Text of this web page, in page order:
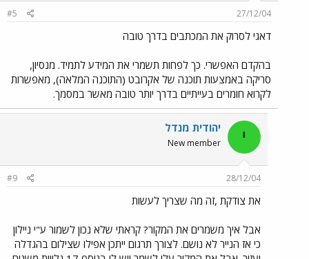
27/12/04
#5
דאגי לסרוק את המכתבים בדרך טובה
בהקדם האפשרי. כך לפחות תשמרי את המידע לתמיד. מנסיון,
סריקה באמצעות תוכנה של אקרובט (התוכנה המלאה), מאפשרות
לקרוא חומרים בעייתיים בדרך יותר טובה מאשר במסמך.
י יהודית מנדל
New member
28/12/04
#9
את צודקת ,זה מה שצריך לעשות
אבל איך משמרים את המקור? קראתי שלא נכון לשמור ע"י ניילון
כי אז הנייר לא נושם. לצורך תרגום ייתכן אפילו שצילום בהגדלה